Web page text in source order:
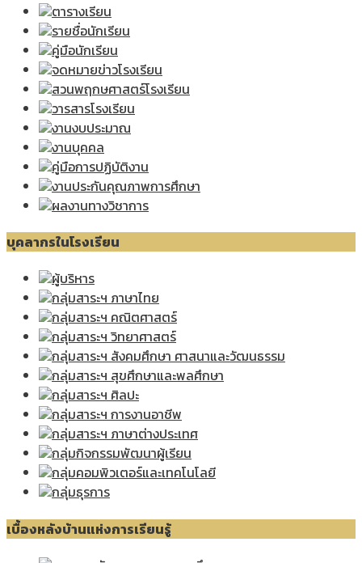
ตารางเรียน
รายชื่อนักเรียน
คู่มือนักเรียน
จดหมายข่าวโรงเรียน
สวนพฤกษศาสตร์โรงเรียน
วารสารโรงเรียน
งานงบประมาณ
งานบุคคล
คู่มือการปฏิบัติงาน
งานประกันคุณภาพการศึกษา
ผลงานทางวิชาการ
บุคลากรในโรงเรียน
ผู้บริหาร
กลุ่มสาระฯ ภาษาไทย
กลุ่มสาระฯ คณิตศาสตร์
กลุ่มสาระฯ วิทยาศาสตร์
กลุ่มสาระฯ สังคมศึกษา ศาสนาและวัฒนธรรม
กลุ่มสาระฯ สุขศึกษาและพลศึกษา
กลุ่มสาระฯ ศิลปะ
กลุ่มสาระฯ การงานอาชีพ
กลุ่มสาระฯ ภาษาต่างประเทศ
กลุ่มกิจกรรมพัฒนาผู้เรียน
กลุ่มคอมพิวเตอร์และเทคโนโลยี
กลุ่มธุรการ
เบื้องหลังบ้านแห่งการเรียนรู้